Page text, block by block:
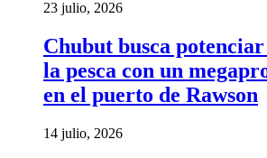
23 julio, 2026
Chubut busca
la pesca con un
en el puerto de Rawson
14 julio, 2026